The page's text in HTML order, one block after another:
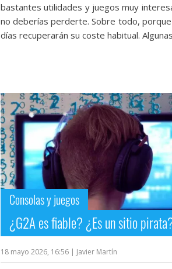
bastantes utilidades y juegos muy
no deberías perderte. Sobre todo,
días recuperarán su coste habitual.
Consolas y juegos
¿G2A es fiable? ¿Es un sitio
18 mayo 2026, 16:56 | Javier Martín